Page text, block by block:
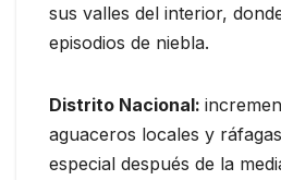
sus valles del interior,
episodios de niebla.
Distrito Nacional:
aguaceros locales y
especial después de la